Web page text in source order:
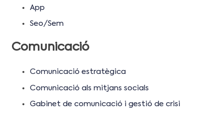
App
Seo/Sem
Comunicació
Comunicació estratègica
Comunicació als mitjans socials
Gabinet de comunicació i gestió de crisi